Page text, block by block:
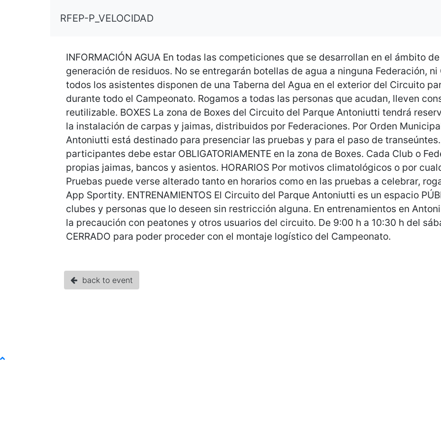
RFEP-P_VELOCIDAD
INFORMACIÓN AGUA En todas las competiciones que se desarrollan en el ámbito
generación de residuos. No se entregarán botellas de agua a ninguna Federación,
todos los asistentes disponen de una Taberna del Agua en el exterior del Circuito
durante todo el Campeonato. Rogamos a todas las personas que acudan, lleven
reutilizable. BOXES La zona de Boxes del Circuito del Parque Antoniutti tendrá
la instalación de carpas y jaimas, distribuidos por Federaciones. Por Orden
Antoniutti está destinado para presenciar las pruebas y para el paso de
participantes debe estar OBLIGATORIAMENTE en la zona de Boxes. Cada Club o
propias jaimas, bancos y asientos. HORARIOS Por motivos climatológicos o por
Pruebas puede verse alterado tanto en horarios como en las pruebas a celebrar,
App Sportity. ENTRENAMIENTOS El Circuito del Parque Antoniutti es un espacio
clubes y personas que lo deseen sin restricción alguna. En entrenamientos en
la precaución con peatones y otros usuarios del circuito. De 9:00 h a 10:30 h del
CERRADO para poder proceder con el montaje logístico del Campeonato.
back to event